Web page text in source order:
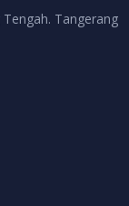
Tangerang